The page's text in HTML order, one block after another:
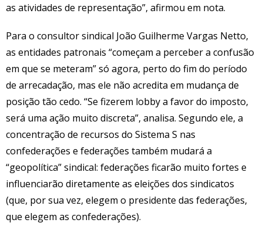
as atividades de representação”, afirmou em nota.
Para o consultor sindical João Guilherme Vargas Netto,
as entidades patronais “começam a perceber a confusão
em que se meteram” só agora, perto do fim do período
de arrecadação, mas ele não acredita em mudança de
posição tão cedo. “Se fizerem lobby a favor do imposto,
será uma ação muito discreta”, analisa. Segundo ele, a
concentração de recursos do Sistema S nas
confederações e federações também mudará a
“geopolítica” sindical: federações ficarão muito fortes e
influenciarão diretamente as eleições dos sindicatos
(que, por sua vez, elegem o presidente das federações,
que elegem as confederações).